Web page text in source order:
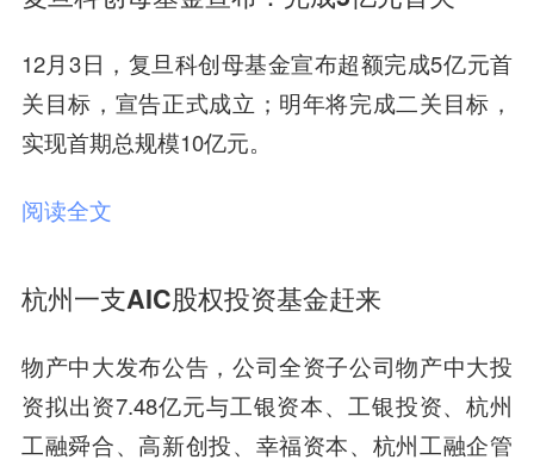
12月3日，复旦科创母基金宣布超额完成5亿元首
关目标，宣告正式成立；明年将完成二关目标，
实现首期总规模10亿元。
阅读全文
杭州一支AIC股权投资基金赶来
物产中大发布公告，公司全资子公司物产中大投
资拟出资7.48亿元与工银资本、工银投资、杭州
工融舜合、高新创投、幸福资本、杭州工融企管